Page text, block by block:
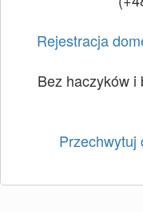
Rejestracja
Bez haczyków i
Przechwytuj